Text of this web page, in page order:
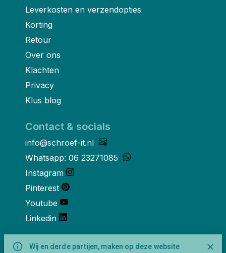
Wij en derde partijen, maken op deze website
Leverkosten en verzendopties
Korting
Retour
Over ons
Klachten
Privacy
Klus blog
Contact & socials
info@schroef-it.nl
Whatsapp: 06 23271085
Instagram
Pinterest
Youtube
Linkedin
Over ons